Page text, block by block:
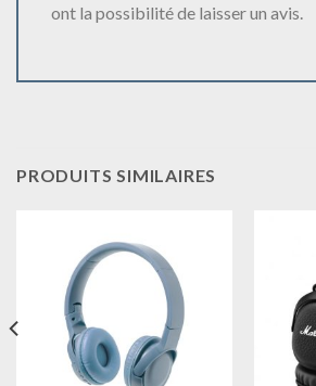
ont la possibilité de laisser un avis.
PRODUITS SIMILAIRES